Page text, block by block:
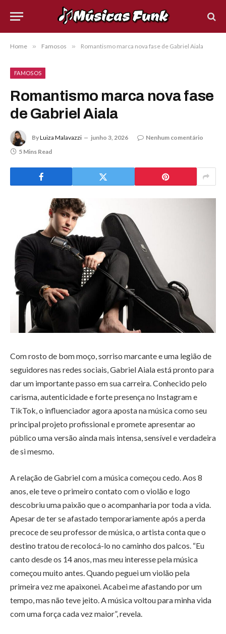
Home » Famosos » Romantismo marca nova fase de Gabriel Aiala
FAMOSOS
Romantismo marca nova fase
de Gabriel Aiala
ByLuiza Malavazzi junho 3, 2026
Nenhum comentário
5 Mins Read
Com rosto de bom moço, sorriso marcante e uma legião de
seguidores nas redes sociais, Gabriel Aiala está pronto para
dar um importante passo em sua carreira. Conhecido pelo
carisma, autenticidade e forte presença no Instagram e
TikTok, o influenciador agora aposta na música como seu
principal projeto profissional e promete apresentar ao
público uma versão ainda mais intensa, sensível e verdadeira
de si mesmo.
A relação de Gabriel com a música começou cedo. Aos 8
anos, ele teve o primeiro contato com o violão e logo
descobriu uma paixão que o acompanharia por toda a vida.
Apesar de ter se afastado temporariamente após a perda
precoce de seu professor de música, o artista conta que o
destino tratou de recolocá-lo no caminho dos palcos. “Eu
canto desde os 14 anos, mas meu interesse pela música
começou muito antes. Quando peguei um violão pela
primeira vez me apaixonei. Acabei me afastando por um
tempo, mas não teve jeito. A música voltou para minha vida
com uma força cada vez maior”, revela.